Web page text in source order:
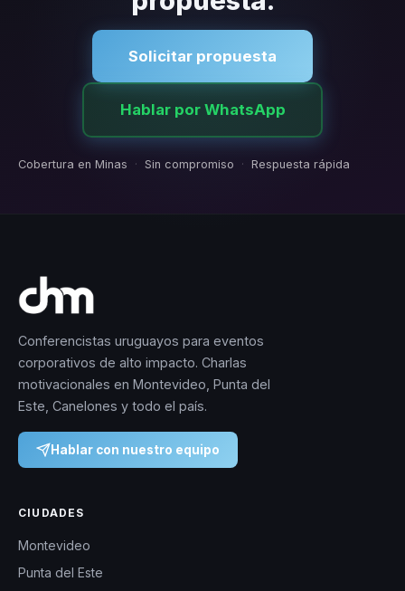
Solicitar propuesta
Hablar por WhatsApp
Cobertura en Minas · Sin compromiso · Respuesta rápida
Conferencistas uruguayos para eventos
corporativos de alto impacto. Charlas
motivacionales en Montevideo, Punta del
Este, Canelones y todo el país.
Hablar con nuestro equipo
CIUDADES
Montevideo
Punta del Este